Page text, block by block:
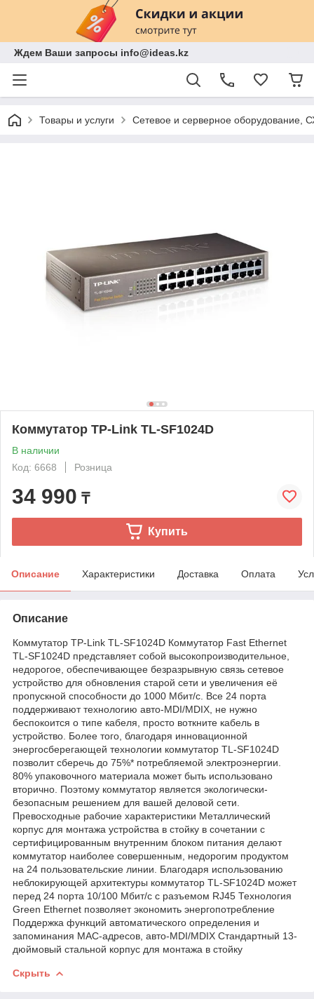
Ждем Ваши запросы info@ideas.kz
Товары и услуги Сетевое и серверное оборудование,
Коммутатор TP-Link TL-SF1024D
В наличии
Код: 6668
Розница
34 990 ₸
Купить
Описание Характеристики Доставка Оплата
Описание
Коммутатор TP-Link TL-SF1024D Коммутатор Fast Ethernet
TL-SF1024D представляет собой высокопроизводительное,
недорогое, обеспечивающее безразрывную связь сетевое
устройство для обновления старой сети и увеличения её
пропускной способности до 1000 Мбит/с. Все 24 порта
поддерживают технологию авто-MDI/MDIX, не нужно
беспокоится о типе кабеля, просто воткните кабель в
устройство. Более того, благодаря инновационной
энергосберегающей технологии коммутатор TL-SF1024D
позволит сберечь до 75%* потребляемой электроэнергии.
80% упаковочного материала может быть использовано
вторично. Поэтому коммутатор является экологически-
безопасным решением для вашей деловой сети.
Превосходные рабочие характеристики Металлический
корпус для монтажа устройства в стойку в сочетании с
сертифицированным внутренним блоком питания делают
коммутатор наиболее совершенным, недорогим продуктом
на 24 пользовательские линии. Благодаря использованию
неблокирующей архитектуры коммутатор TL-SF1024D может
перед 24 порта 10/100 Мбит/с с разъемом RJ45 Технология
Green Ethernet позволяет экономить энергопотребление
Поддержка функций автоматического определения и
запоминания MAC-адресов, авто-MDI/MDIX Стандартный 13-
дюймовый стальной корпус для монтажа в стойку
Скрыть